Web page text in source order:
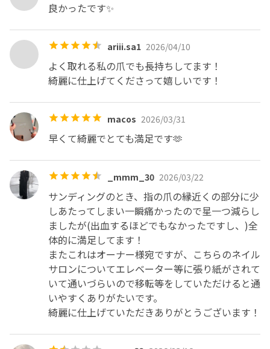
良かったです✨️
ariii.sa1 2026/04/10
よく取れる私の爪でも長持ちしてます！
綺麗に仕上げてくださって嬉しいです！
macos 2026/03/31
早くて綺麗でとても満足です🫶
_mmm_30 2026/03/22
サンディングのとき、指の爪の縁近くの部分に少
しあたってしまい一瞬痛かったので星一つ減らし
ましたが(出血するほどでもなかったですし、)全
体的に満足してます！
またこれはオーナー様宛ですが、こちらのネイル
サロンについてエレベーター等に張り紙がされて
いて通いづらいので移転等をしていただけると通
いやすくありがたいです。
綺麗に仕上げていただきありがとうございます！